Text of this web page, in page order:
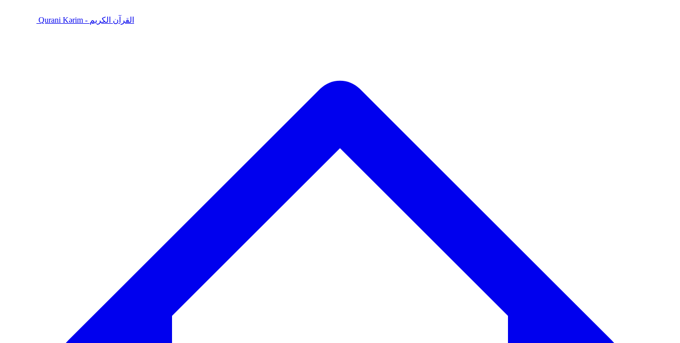
Qurani Kərim - القرآن الكريم